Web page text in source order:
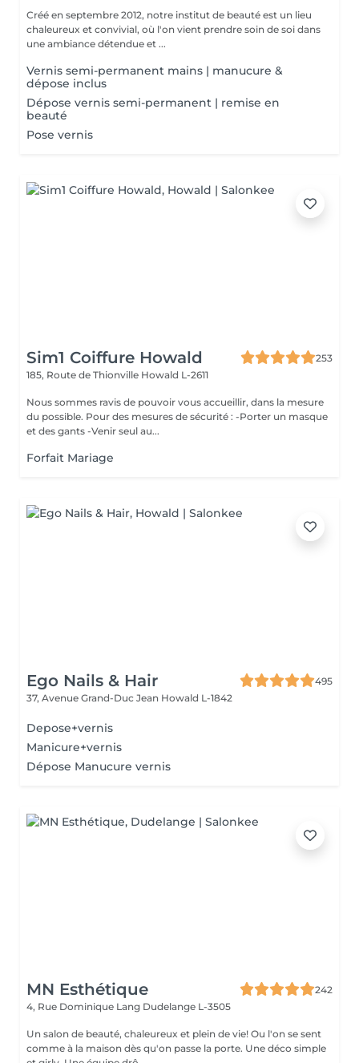
Créé en septembre 2012, notre institut de beauté est un lieu
chaleureux et convivial, où l'on vient prendre soin de soi dans
une ambiance détendue et ...
Vernis semi-permanent mains | manucure &
dépose inclus
Dépose vernis semi-permanent | remise en
beauté
Pose vernis
Sim1 Coiffure Howald
253
185, Route de Thionville Howald L-2611
Nous sommes ravis de pouvoir vous accueillir, dans la mesure
du possible. Pour des mesures de sécurité : -Porter un masque
et des gants -Venir seul au...
Forfait Mariage
Ego Nails & Hair
495
37, Avenue Grand-Duc Jean Howald L-1842
Depose+vernis
Manicure+vernis
Dépose Manucure vernis
MN Esthétique
242
4, Rue Dominique Lang Dudelange L-3505
Un salon de beauté, chaleureux et plein de vie! Ou l'on se sent
comme à la maison dès qu'on passe la porte. Une déco simple